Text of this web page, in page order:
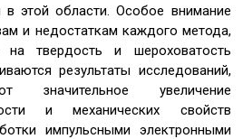
этой области. Особое внимание
и недостаткам каждого метода,
твердость и шероховатость
результаты исследований,
значительное увеличение
и механических свойств
импульсными электронными